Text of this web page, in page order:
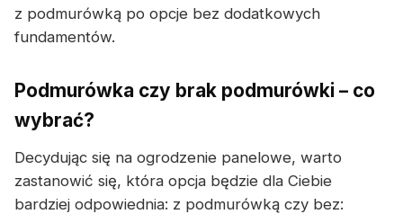
z podmurówką po opcje bez dodatkowych
fundamentów.
Podmurówka czy brak podmurówki – co
wybrać?
Decydując się na ogrodzenie panelowe, warto
zastanowić się, która opcja będzie dla Ciebie
bardziej odpowiednia: z podmurówką czy bez: